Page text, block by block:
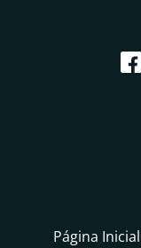
Página Inicial